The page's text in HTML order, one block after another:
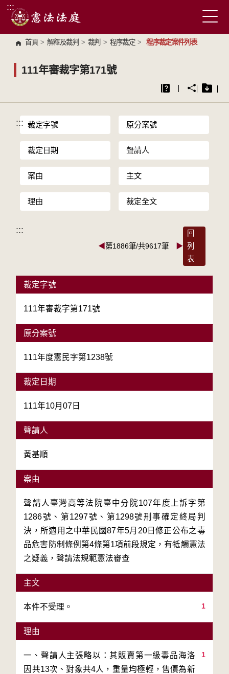
跳到主要內容區塊
:::
首頁 > 解釋及裁判 > 裁判 > 程序裁定 > 程序裁定案件列表
111年審裁字第171號
::: 裁定字號 原分案號
裁定日期 聲請人
案由 主文
理由 裁定全文
:::
◀第1886筆/共9617筆 ▶
回
列
表
裁定字號
111年審裁字第171號
原分案號
111年度憲民字第1238號
裁定日期
111年10月07日
聲請人
黃基順
案由
聲請人臺灣高等法院臺中分院107年度上訴字第
1286號、第1297號、第1298號刑事確定終局判
決，所適用之中華民國87年5月20日修正公布之毒
品危害防制條例第4條第1項前段規定，有牴觸憲法
之疑義，聲請法規範憲法審查
主文
1
本件不受理。
理由
1
一、聲請人主張略以：其販賣第一級毒品海洛
因共13次、對象共4人，重量均極輕，售價為新